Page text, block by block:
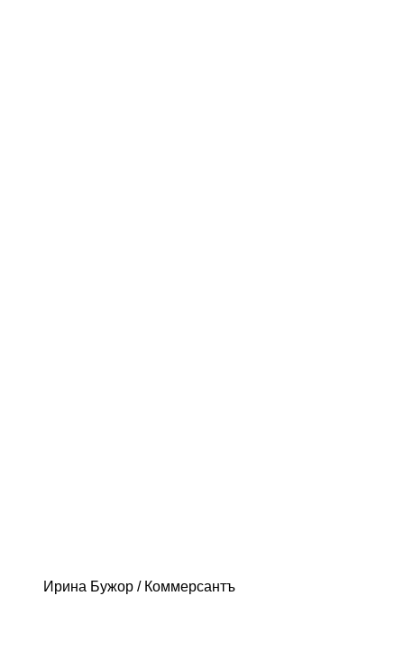
Ирина Бужор / Коммерсантъ